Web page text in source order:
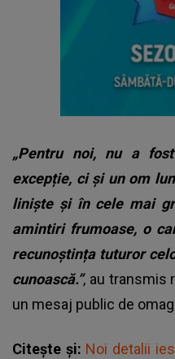
„Pentru noi, nu a
excepție, ci și un om
liniște și în cele mai
amintiri frumoase, o
recunoștința tuturor
cunoască.”, au transmis
un mesaj public de
Citește și: Noi detalii